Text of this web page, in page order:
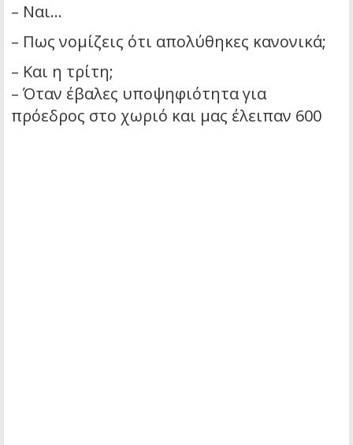
– Ναι…
– Πως νομίζεις ότι απολύθηκες κανονικά;
– Και η τρίτη;
– Όταν έβαλες υποψηφιότητα για
πρόεδρος στο χωριό και μας έλειπαν 600